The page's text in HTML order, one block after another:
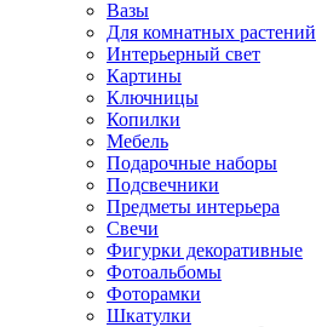
Вазы
Для комнатных растений
Интерьерный свет
Картины
Ключницы
Копилки
Мебель
Подарочные наборы
Подсвечники
Предметы интерьера
Свечи
Фигурки декоративные
Фотоальбомы
Фоторамки
Шкатулки